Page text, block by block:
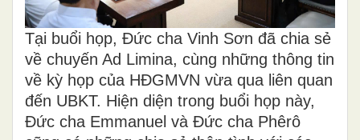
Tại buổi họp, Đức cha Vinh Sơn đã chia sẻ
về chuyến Ad Limina, cùng những thông tin
về kỳ họp của HĐGMVN vừa qua liên quan
đến UBKT. Hiện diện trong buổi họp này,
Đức cha Emmanuel và Đức cha Phêrô